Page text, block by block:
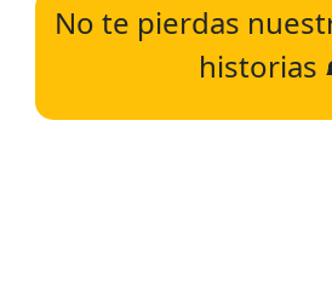
No te pierdas
historias